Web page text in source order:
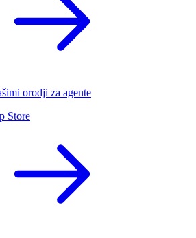
orodji za agente
Store